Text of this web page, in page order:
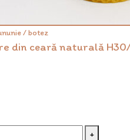
/ botez
din ceară naturală
+